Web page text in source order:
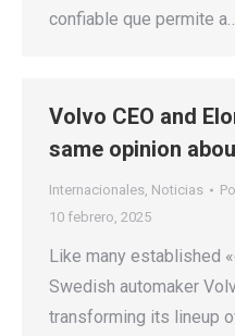
confiable que permite a…
Volvo CEO and
same opinion
Internacionales, Noticias
10 febrero, 2025
Like many established
Swedish automaker
transforming its lineup